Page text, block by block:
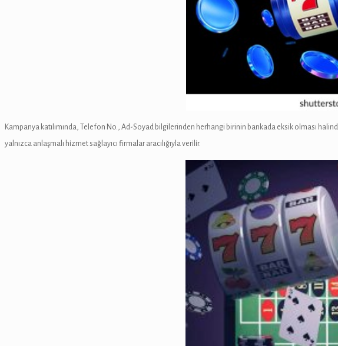
Kampanya katılımında, Telefon No., Ad-Soyad bilgilerinden herhangi birinin bankada eksik olması
yalnızca anlaşmalı hizmet sağlayıcı firmalar aracılığıyla verilir.